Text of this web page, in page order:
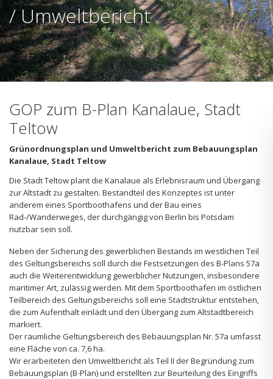
/ Umweltbericht
GOP zum B-Plan Kanalaue, Stadt
Teltow
Grünordnungsplan und Umweltbericht zum Bebauungsplan
Kanalaue, Stadt Teltow
Die Stadt Teltow plant die Kanalaue als Erlebnisraum und Übergang
zur Altstadt zu gestalten. Bestandteil des Konzeptes ist unter
anderem eines Sportboothafens und der Bau eines
Rad-/Wanderweges, der durchgängig von Berlin bis Potsdam
nutzbar sein soll.
Neben der Sicherung des gewerblichen Bestands im westlichen Teil
des Geltungsbereichs soll durch die Festsetzungen des B-Plans 57a
auch die Weiterentwicklung gewerblicher Nutzungen, insbesondere
maritimer Art, zulässig werden. Mit dem Sportboothafen im östlichen
Teilbereich des Geltungsbereichs soll eine Stadtstruktur entstehen,
die zum Aufenthalt einlädt und den Übergang zum Altstadtbereich
markiert.
Der räumliche Geltungsbereich des Bebauungsplan Nr. 57a umfasst
eine Fläche von ca. 7,6 ha.
Wir erarbeiteten den Umweltbericht als Teil II der Begründung zum
Bebauungsplan (B-Plan) und erstellten zur Beurteilung des Eingriffs